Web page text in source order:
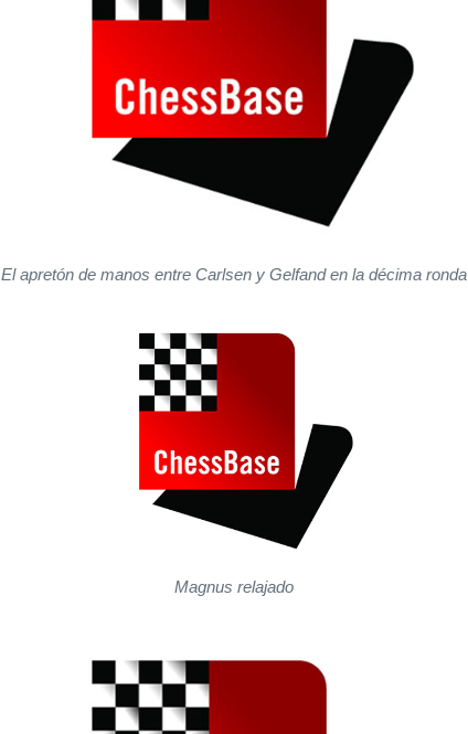
El apretón de manos entre Carlsen y Gelfand en la décima ronda
Magnus relajado